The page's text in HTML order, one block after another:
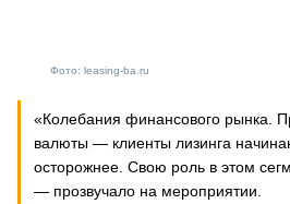
Фото: leasing-ba.ru
«Колебания финансового рынка.
валюты — клиенты лизинга
осторожнее. Свою роль в этом
— прозвучало на мероприятии.